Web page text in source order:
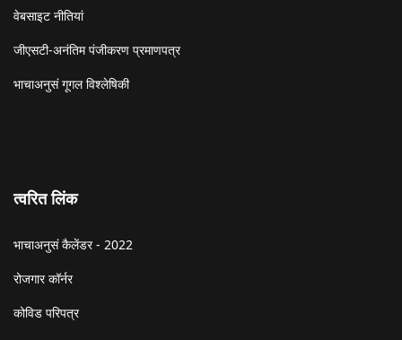
वेबसाइट नीतियां
जीएसटी-अनंतिम पंजीकरण प्रमाणपत्र
भाचाअनुसं गूगल विश्लेषिकी
त्वरित लिंक
भाचाअनुसं कैलेंडर - 2022
रोजगार कॉर्नर
कोविड परिपत्र